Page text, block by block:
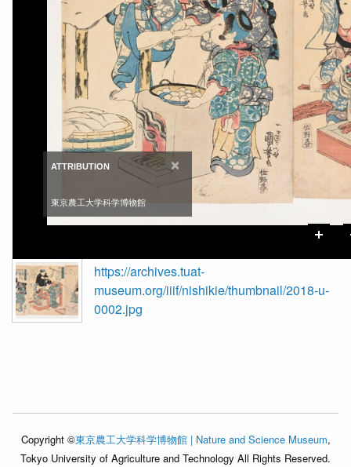
https://archives.tuat-
museum.org/iiif/nishikie/thumbnail/2018-u-
0002.jpg
ATTRIBUTION ×
東京農工大学科学博物館
Copyright ©東京農工大学科学博物館 | Nature and Science Museum,
Tokyo University of Agriculture and Technology All Rights Reserved.